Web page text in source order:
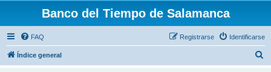
Banco del Tiempo de Salamanca
FAQ Identificarse
Registrarse
Índice general